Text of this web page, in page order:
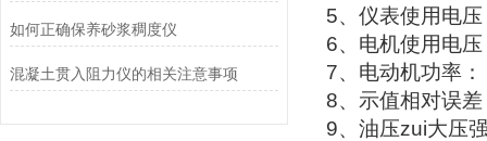
如何正确保养砂浆稠度仪
混凝土贯入阻力仪的相关注意事项
5、仪表使用电压
6、电机使用电压
7、电动机功率：
8、示值相对误差
9、油压zui大压